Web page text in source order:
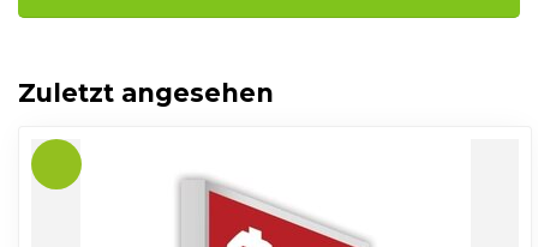
Zuletzt angesehen